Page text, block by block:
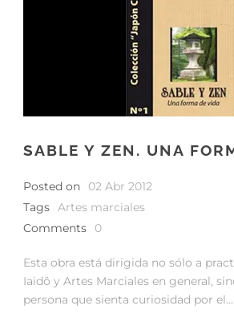
SABLE Y ZEN. UNA
Posted on
02 Abr 2012
Tags Artes marciales
Comments
0
Esta obra está dirigida no sólo a
Iaidô y Artes Marciales en general,
persona que sienta curiosidad por el...